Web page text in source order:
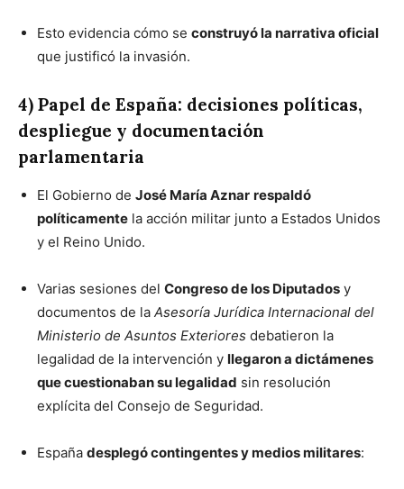
Esto evidencia cómo se construyó la narrativa oficial
que justificó la invasión.
4) Papel de España: decisiones políticas,
despliegue y documentación
parlamentaria
El Gobierno de José María Aznar respaldó
políticamente la acción militar junto a Estados Unidos
y el Reino Unido.
Varias sesiones del Congreso de los Diputados y
documentos de la Asesoría Jurídica Internacional del
Ministerio de Asuntos Exteriores debatieron la
legalidad de la intervención y llegaron a dictámenes
que cuestionaban su legalidad sin resolución
explícita del Consejo de Seguridad.
España desplegó contingentes y medios militares: